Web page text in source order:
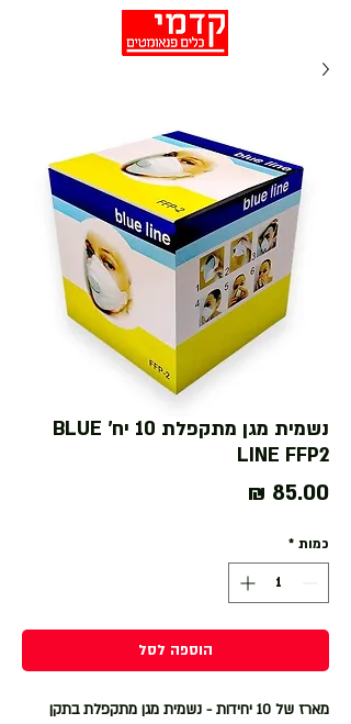
נשמית מגן מתקפלת 10 יח' BLUE
LINE FFP2
כמות *
הוספה לסל
מארז של 10 יחידות - נשמית מגן מתקפלת בתקן